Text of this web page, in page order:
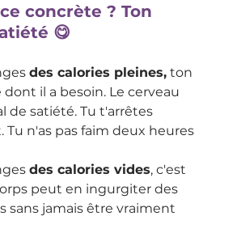
concrète ? Ton
😋
des calories pleines, ton
il a besoin. Le cerveau
de satiété. Tu t'arrêtes
n'as pas faim deux heures
des calories vides, c'est
peut en ingurgiter des
sans jamais être vraiment